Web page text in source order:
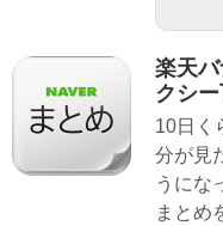
楽天
クシ
10日く
分が見
うにな
まとめ